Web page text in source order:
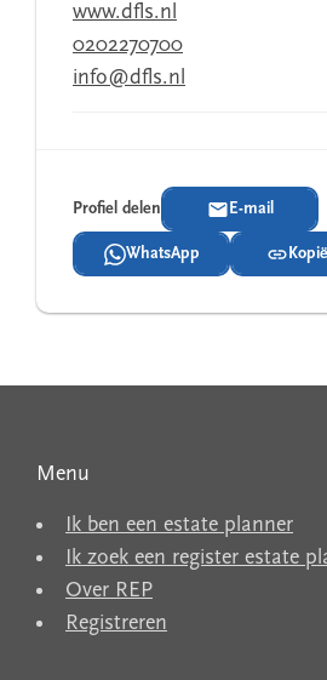
www.dfls.nl
0202270700
info@dfls.nl
Profiel delen E-mail
WhatsApp
Menu
Ik ben een estate planner
Ik zoek een register estate
Over REP
Registreren